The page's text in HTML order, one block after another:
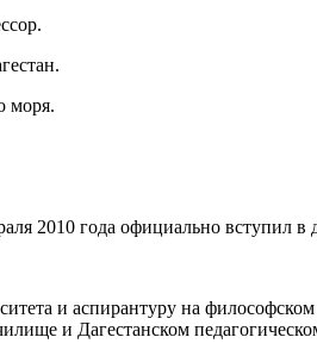
моря.
2010 года официально вступил
и аспирантуру на философском
и Дагестанском